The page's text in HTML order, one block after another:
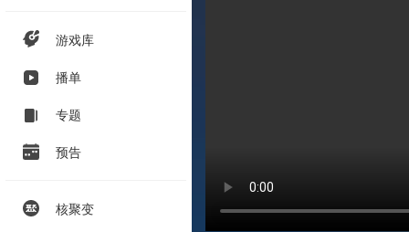
游戏库
播单
专题
预告
核聚变